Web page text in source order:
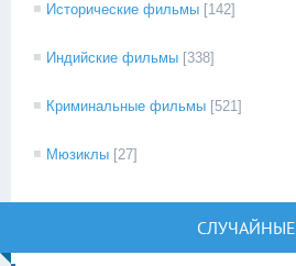
Исторические фильмы [142]
Индийские фильмы [338]
Криминальные фильмы [521]
Мюзиклы [27]
СЛУЧАЙНЫЕ